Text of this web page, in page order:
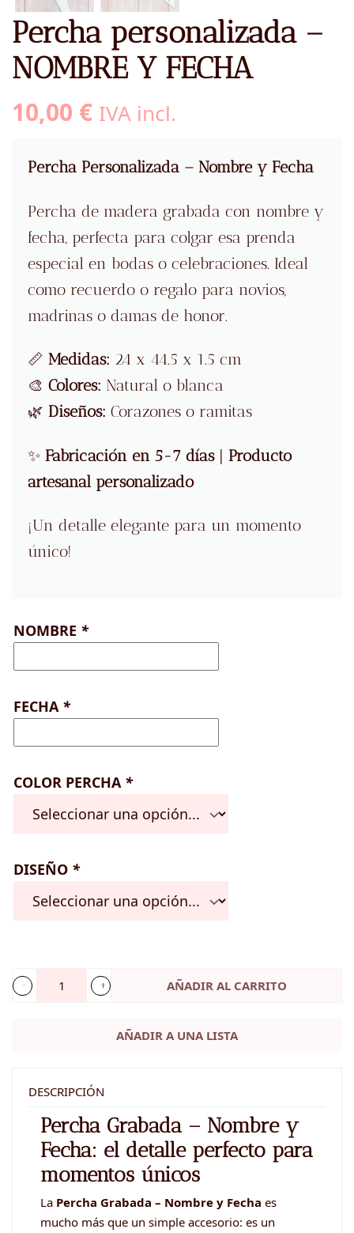
Percha personalizada –
NOMBRE Y FECHA
10,00 € IVA incl.
Percha Personalizada – Nombre y Fecha
Percha de madera grabada con nombre y
fecha, perfecta para colgar esa prenda
especial en bodas o celebraciones. Ideal
como recuerdo o regalo para novios,
madrinas o damas de honor.
📏 Medidas: 24 x 44.5 x 1.5 cm
🎨 Colores: Natural o blanca
🌿 Diseños: Corazones o ramitas
✨ Fabricación en 5-7 días| Producto
artesanal personalizado
¡Un detalle elegante para un momento
único!
NOMBRE *
FECHA *
COLOR PERCHA *
DISEÑO *
Percha
NOMBRE
FECHA
cantidad
AÑADIR AL CARRITO
AÑADIR A UNA LISTA
DESCRIPCIÓN
Percha Grabada – Nombre y
Fecha: el detalle perfecto para
momentos únicos
La Percha Grabada – Nombre y Fecha es
mucho más que un simple accesorio: es un